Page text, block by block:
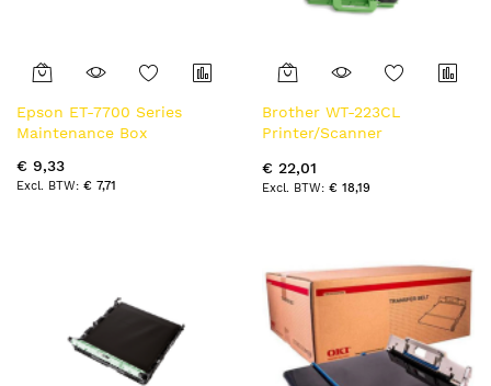
Epson ET-7700 Series
Maintenance Box
€ 9,33
€ 7,71
Brother WT-223CL
Printer/Scanner
accessoire
Afvaltonercontainer 1
€ 22,01
€ 18,19